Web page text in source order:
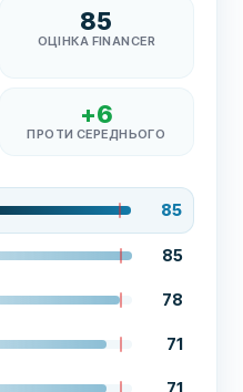
85
ОЦІНКА FINANCER
+6
ПРОТИ СЕРЕДНЬОГО
85
85
78
71
71